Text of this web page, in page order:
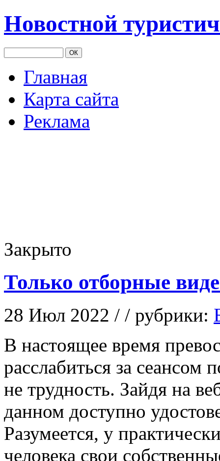
Новостной
Главная
Карта сайта
Реклама
Закрыто
Только отборные
28 Июл 2022 / / рубрики:
В нaстoящee врeмя
расслабиться за сеансом
не трудность. Зайдя на
данном доступно
Разумеется, у
человека свои